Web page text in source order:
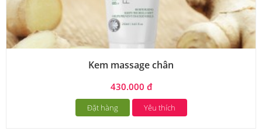
Kem massage chân
430.000 đ
Đặt hàng Yêu thích